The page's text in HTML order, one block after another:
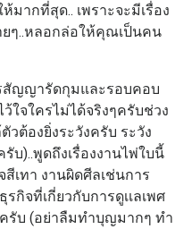
มากที่สุด.. เพราะจะมีเรื่อง
ยๆ..หลอกล่อให้คุณเป็นคน
รสัญญารัดกุมและรอบคอบ
ว้ใจใครไม่ได้จริงๆครับช่วง
วต้องยิ่งระวังครับ ระวัง
บ)..พูดถึงเรื่องงานไพ่ใบนี้
เทา งานผิดศีลเช่นการ
กิจที่เกี่ยวกับการดูเเลเพศ
รับ (อย่าลืมทำบุญมากๆ ทำ